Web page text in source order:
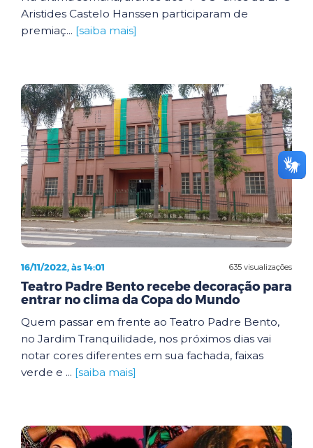
Aristides Castelo Hanssen participaram de
premiaç... [saiba mais]
635 visualizações
16/11/2022, às 14:01
Teatro Padre Bento recebe decoração para
entrar no clima da Copa do Mundo
Quem passar em frente ao Teatro Padre Bento,
no Jardim Tranquilidade, nos próximos dias vai
notar cores diferentes em sua fachada, faixas
verde e ... [saiba mais]